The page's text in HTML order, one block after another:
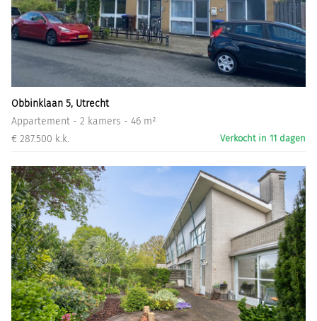
Obbinklaan 5, Utrecht
Appartement - 2 kamers - 46 m²
€ 287.500 k.k.
Verkocht in 11 dagen